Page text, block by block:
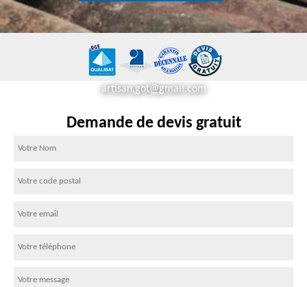
artisan.got@gmail.com
Demande de devis gratuit